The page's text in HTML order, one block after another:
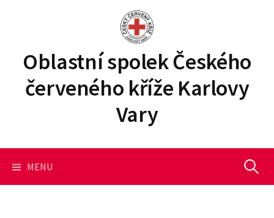
s
Oblastní spolek Českého
červeného kříže Karlovy
Vary
MENU V